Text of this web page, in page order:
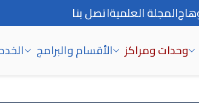
المجلة العلميةاتصل بنا
وحدات ومراكز الأقسام والبرامج